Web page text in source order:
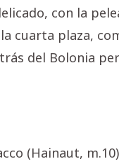
con la
cuarta plaza,
del Bolonia
(Hainaut,